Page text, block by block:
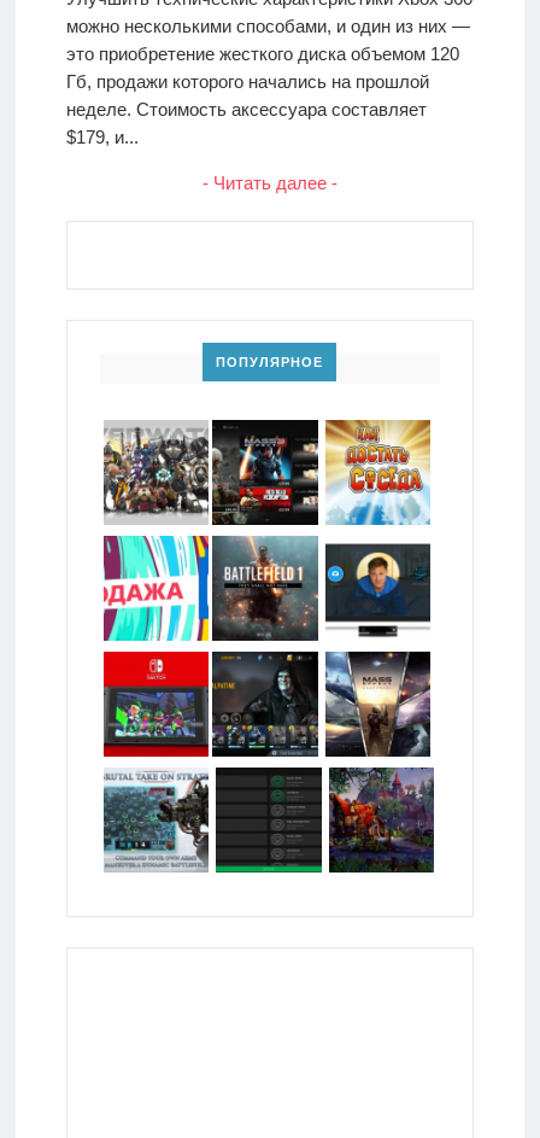
можно несколькими способами, и один из них —
это приобретение жесткого диска объемом 120
Гб, продажи которого начались на прошлой
неделе. Стоимость аксессуара составляет
$179, и...
- Читать далее -
ПОПУЛЯРНОЕ